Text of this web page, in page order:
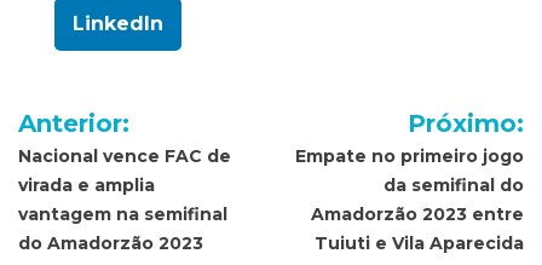
LinkedIn
Navegação
de
Post
Anterior:
Nacional vence FAC de
virada e amplia
vantagem na semifinal
do Amadorzão 2023
Próximo:
Empate no primeiro jogo
da semifinal do
Amadorzão 2023 entre
Tuiuti e Vila Aparecida